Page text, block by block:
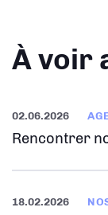
À voir
02.06.2026
Rencontrer
18.02.2026